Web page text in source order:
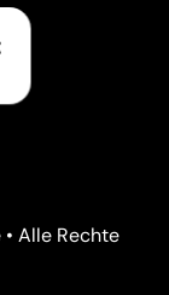
Alle Rechte